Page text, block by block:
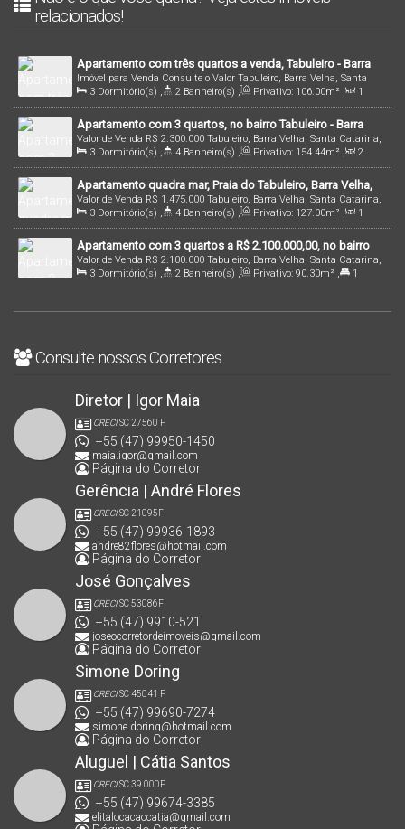
relacionados!
Apartamento com três quartos a venda, Tabuleiro - Barra
Velha/SC!
Consulte o Valor
Imóvel para Venda
Tabuleiro, Barra Velha, Santa
Catarina, Brasil
3 Dormitório(s) 2 Banheiro(s) Privativo: 106 .00m²
1
Sala(s) , 1 Suíte(s) , 1 Vaga(s) , 25mDistância do Mar ,
Útil:
106.00m²
Apartamento com 3 quartos, no bairro Tabuleiro - Barra
Velha | Cód. 1924
R$ 2.300.000
Valor de Venda
Tabuleiro, Barra Velha, Santa Catarina,
Brasil
3 Dormitório(s) 4 Banheiro(s) Privativo: 154 .44m²
2
Sala(s) , 3 Suíte(s) , 2 Vaga(s) , 10mDistância do Mar
Apartamento quadra mar, Praia do Tabuleiro, Barra Velha,
SC - Felsen Residence
R$ 1.475.000
Valor de Venda
Tabuleiro, Barra Velha, Santa Catarina,
Brasil
3 Dormitório(s) 4 Banheiro(s) Privativo: 127 .00m²
1
Sala(s) , 3 Suíte(s) , Total: 166.28m² , 2 Vaga(s) ,
30m
Distância do Mar
Apartamento com 3 quartos a R$ 2.100.000,00, no bairro
Tabuleiro - Barra Velha | Cód. 2907
R$ 2.100.000
Valor de Venda
Tabuleiro, Barra Velha, Santa Catarina,
Brasil
3 Dormitório(s) 2 Banheiro(s) Privativo: 90 .30m²
1
Consulte nossos Corretores
Diretor | Igor Maia
CRECISC 27560 F
+55 (47) 99950-1450
maia.igor@gmail.com
Página do Corretor
Gerência | André Flores
CRECISC 21095F
+55 (47) 99936-1893
andre82flores@hotmail.com
Página do Corretor
José Gonçalves
CRECISC 53086F
+55 (47) 9910-521
joseocorretordeimoveis@gmail.com
Página do Corretor
Simone Doring
CRECISC 45041 F
+55 (47) 99690-7274
simone.doring@hotmail.com
Página do Corretor
Aluguel | Cátia Santos
CRECISC 39.000F
+55 (47) 99674-3385
elitalocacaocatia@gmail.com